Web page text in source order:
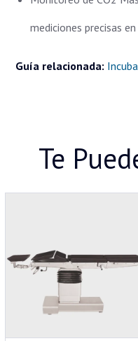
mediciones precisas
Guía relacionada:
Te